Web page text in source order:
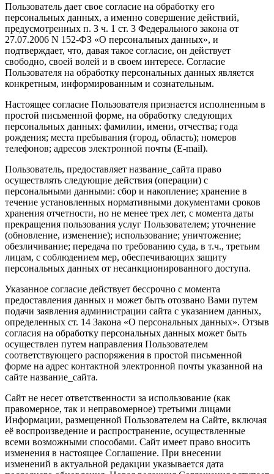
Пользователь дает свое согласие на обработку его
персональных данных, а именно совершение действий,
предусмотренных п. 3 ч. 1 ст. 3 Федерального закона от
27.07.2006 N 152-ФЗ «О персональных данных», и
подтверждает, что, давая такое согласие, он действует
свободно, своей волей и в своем интересе. Согласие
Пользователя на обработку персональных данных является
конкретным, информированным и сознательным.
Настоящее согласие Пользователя признается исполненным в
простой письменной форме, на обработку следующих
персональных данных: фамилии, имени, отчества; года
рождения; места пребывания (город, область); номеров
телефонов; адресов электронной почты (E-mail).
Пользователь, предоставляет название_сайта право
осуществлять следующие действия (операции) с
персональными данными: сбор и накопление; хранение в
течение установленных нормативными документами сроков
хранения отчетности, но не менее трех лет, с момента даты
прекращения пользования услуг Пользователем; уточнение
(обновление, изменение); использование; уничтожение;
обезличивание; передача по требованию суда, в т.ч., третьим
лицам, с соблюдением мер, обеспечивающих защиту
персональных данных от несанкционированного доступа.
Указанное согласие действует бессрочно с момента
предоставления данных и может быть отозвано Вами путем
подачи заявления администрации сайта с указанием данных,
определенных ст. 14 Закона «О персональных данных». Отзыв
согласия на обработку персональных данных может быть
осуществлен путем направления Пользователем
соответствующего распоряжения в простой письменной
форме на адрес контактной электронной почты указанной на
сайте название_сайта.
Сайт не несет ответственности за использование (как
правомерное, так и неправомерное) третьими лицами
Информации, размещенной Пользователем на Сайте, включая
её воспроизведение и распространение, осуществленные
всеми возможными способами. Сайт имеет право вносить
изменения в настоящее Соглашение. При внесении
изменений в актуальной редакции указывается дата